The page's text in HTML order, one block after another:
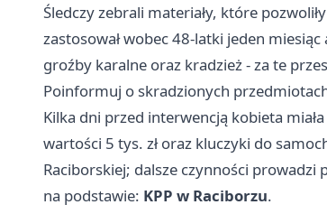
Śledczy zebrali materiały, które
zastosował wobec 48-latki jeden
groźby karalne oraz kradzież - za te
Poinformuj o skradzionych
Kilka dni przed interwencją kobieta
wartości 5 tys. zł oraz kluczyki do
Raciborskiej; dalsze czynności prowadzi
na podstawie: KPP w Raciborzu.